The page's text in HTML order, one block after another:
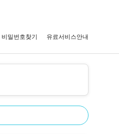
비밀번호찾기 유료서비스안내